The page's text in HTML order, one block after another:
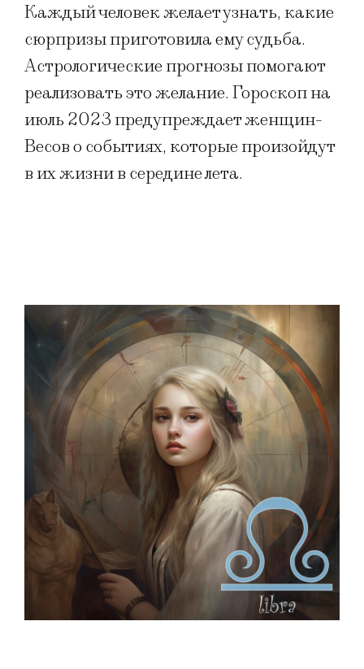
Каждый человек желает узнать, какие
сюрпризы приготовила ему судьба.
Астрологические прогнозы помогают
реализовать это желание. Гороскоп на
июль 2023 предупреждает женщин-
Весов о событиях, которые произойдут
в их жизни в середине лета.